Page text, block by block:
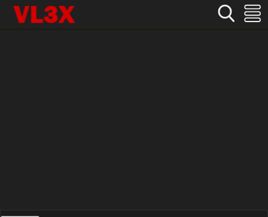
Home Không che
HEYZO-3458 Nàng hầu gái lẳng lơ và màn phục vụ xác thịt tận tử cung